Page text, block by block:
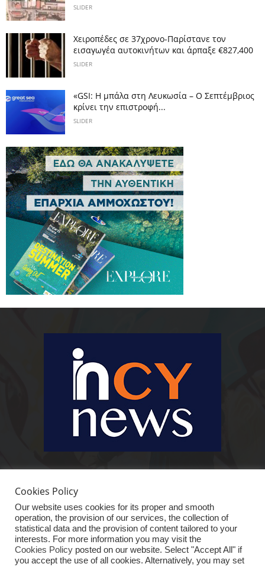
SLIDER
Χειροπέδες σε 37χρονο-Παρίστανε τον
εισαγωγέα αυτοκινήτων και άρπαξε €827,400
SLIDER
«GSI: Η μπάλα στη Λευκωσία – Ο Σεπτέμβριος
κρίνει την επιστροφή...
SLIDER
είστε πραγματικά in cynews στην επικαιρότητα.
Cookies Policy
Our website uses cookies for its proper and smooth
operation, the provision of our services, the collection of
statistical data and the provision of content tailored to your
interests. For more information you may visit the
Cookies Policy posted on our website. Select "Accept All" if
you accept the use of all cookies. Alternatively, you may set